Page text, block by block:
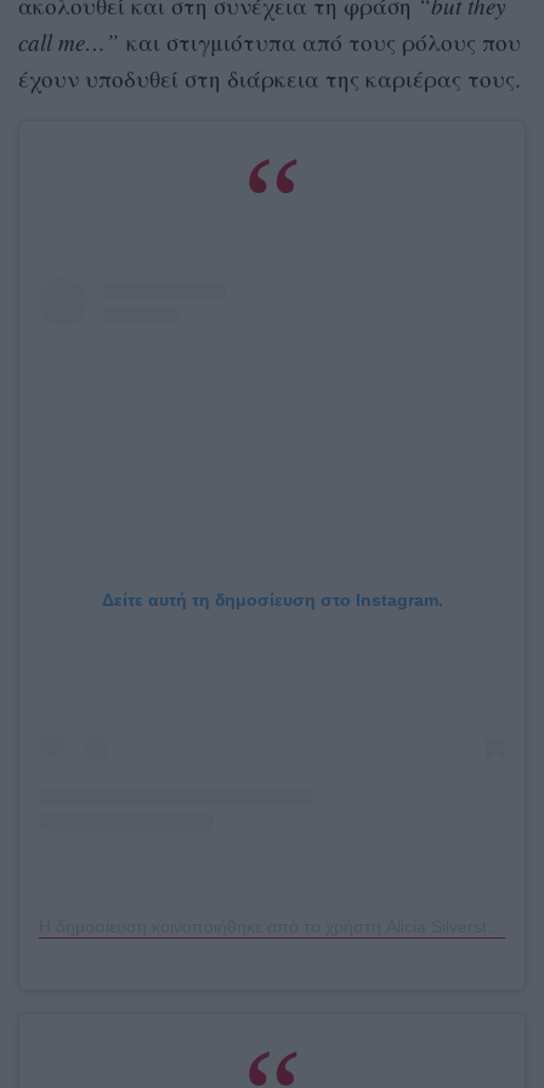
call me…” και στιγμιότυπα από τους ρόλους που
έχουν υποδυθεί στη διάρκεια της καριέρας τους.
Δείτε αυτή τη δημοσίευση στο Instagram.